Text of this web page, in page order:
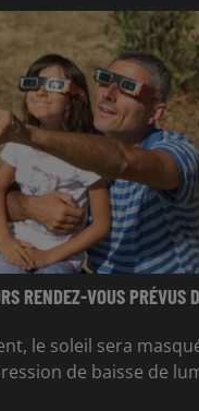
RENDEZ-VOUS PRÉVUS
le soleil sera
de baisse de